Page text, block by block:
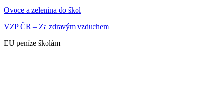
Ovoce a zelenina do škol
VZP ČR – Za zdravým vzduchem
EU peníze školám